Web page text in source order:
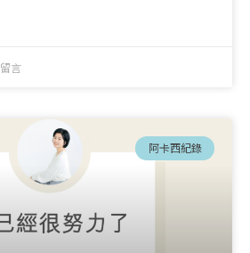
言
阿卡西紀錄